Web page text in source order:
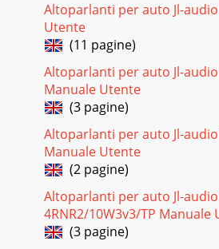
Altoparlanti per auto Jl-
Utente
(11 pagine)
Altoparlanti per auto Jl-audio
Manuale Utente
(3 pagine)
Altoparlanti per auto Jl-audio
Manuale Utente
(2 pagine)
Altoparlanti per auto Jl-audio
4RNR2/10W3v3/TP Manuale
(3 pagine)